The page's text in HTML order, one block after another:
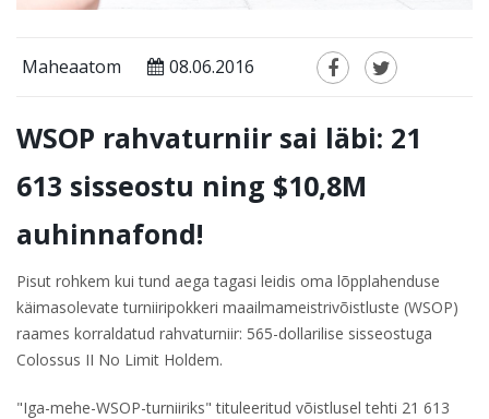
Maheaatom 08.06.2016
WSOP rahvaturniir sai läbi: 21
613 sisseostu ning $10,8M
auhinnafond!
Pisut rohkem kui tund aega tagasi leidis oma lõpplahenduse
käimasolevate turniiripokkeri maailmameistrivõistluste (WSOP)
raames korraldatud rahvaturniir: 565-dollarilise sisseostuga
Colossus II No Limit Holdem.
"Iga-mehe-WSOP-turniiriks" tituleeritud võistlusel tehti 21 613